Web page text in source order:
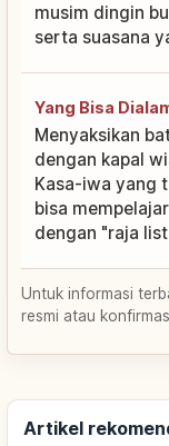
musim dingin
serta suasana
Yang Bisa
Menyaksikan
dengan kapal
Kasa-iwa yang
bisa
dengan "raja
Untuk informasi
resmi atau
Artikel